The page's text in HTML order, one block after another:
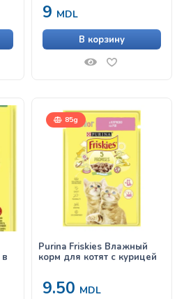
9 MDL
В корзину
85g
Purina Friskies Влажный
корм для котят с курицей
9.50 MDL